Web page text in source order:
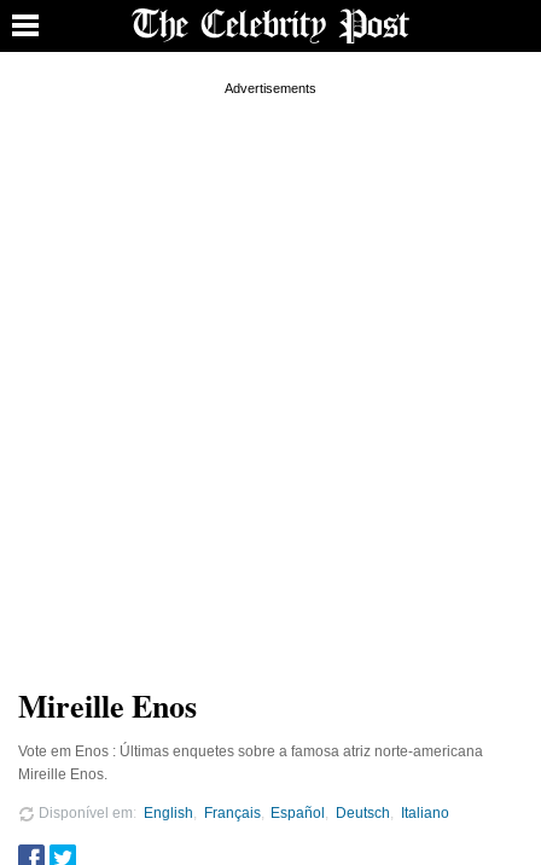
Mireille Enos
Vote em Enos : Últimas enquetes sobre a famosa atriz norte-americana
Mireille Enos.
Disponível em English Français Español Deutsch Italiano